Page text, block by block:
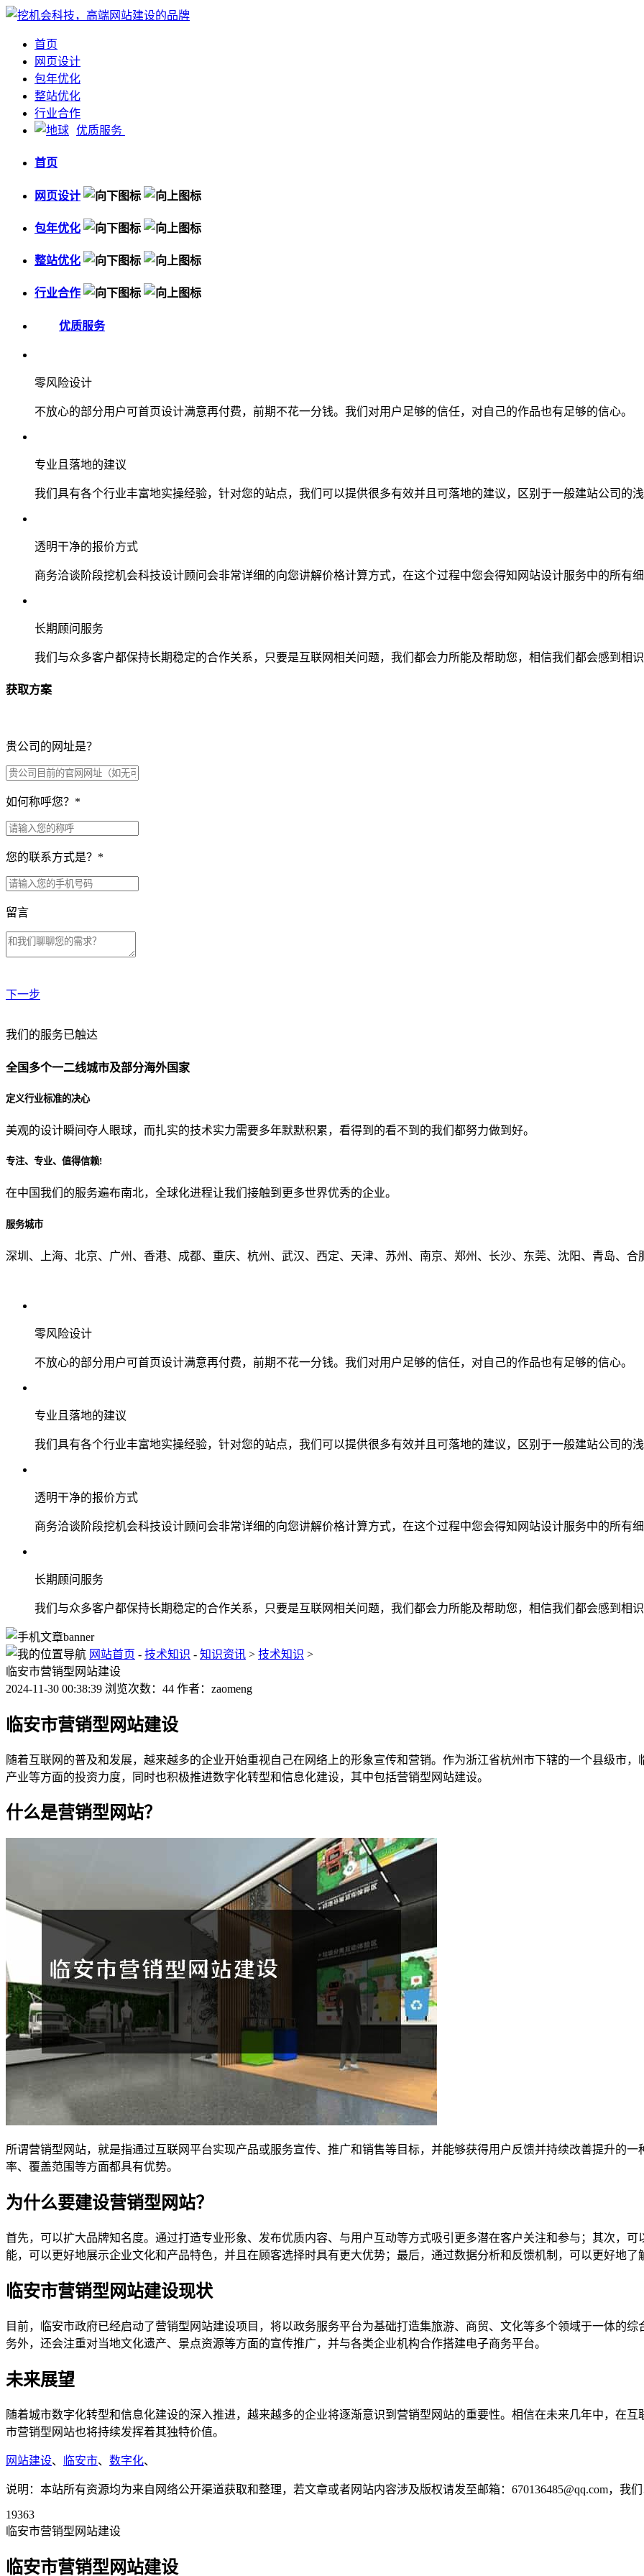
首页
网页设计
包年优化
整站优化
行业合作
优质服务
首页
网页设计
包年优化
整站优化
行业合作
优质服务
零风险设计
不放心的部分用户可首页设计满意再付费，前期不花一分钱。我们对用户足够的信任，对自己的作品也有足够的信心。
专业且落地的建议
我们具有各个行业丰富地实操经验，针对您的站点，我们可以提供很多有效并且可落地的建议，区别于一般建站公司的
透明干净的报价方式
商务洽谈阶段挖机会科技设计顾问会非常详细的向您讲解价格计算方式，在这个过程中您会得知网站设计服务中的所有
长期顾问服务
我们与众多客户都保持长期稳定的合作关系，只要是互联网相关问题，我们都会力所能及帮助您，相信我们都会感到相
获取方案
贵公司的网址是？
如何称呼您？ *
您的联系方式是？ *
留言
下一步
贵公司预算范围是？
贵公司的团队规模是？
从哪里了解到我们？
我们的服务已触达
全国多个一二线城市及部分海外国家
定义行业标准的决心
美观的设计瞬间夺人眼球，而扎实的技术实力需要多年默默积累，看得到的看不到的我们都努力做到好。
专注、专业、值得信赖!
在中国我们的服务遍布南北，全球化进程让我们接触到更多世界优秀的企业。
服务城市
深圳、上海、北京、广州、香港、成都、重庆、杭州、武汉、西定、天津、苏州、南京、郑州、长沙、东莞、沈阳、青岛、合
零风险设计
不放心的部分用户可首页设计满意再付费，前期不花一分钱。我们对用户足够的信任，对自己的作品也有足够的信心。
专业且落地的建议
我们具有各个行业丰富地实操经验，针对您的站点，我们可以提供很多有效并且可落地的建议，区别于一般建站公司的
透明干净的报价方式
商务洽谈阶段挖机会科技设计顾问会非常详细的向您讲解价格计算方式，在这个过程中您会得知网站设计服务中的所有
长期顾问服务
我们与众多客户都保持长期稳定的合作关系，只要是互联网相关问题，我们都会力所能及帮助您，相信我们都会感到相
网站首页 - 技术知识 - 知识资讯 > 技术知识 >
临安市营销型网站建设
2024-11-30 00:38:39 浏览次数：44 作者：zaomeng
临安市营销型网站建设
随着互联网的普及和发展，越来越多的企业开始重视自己在网络上的形象宣传和营销。作为浙江省杭州市下辖的一个县级市
产业等方面的投资力度，同时也积极推进数字化转型和信息化建设，其中包括营销型网站建设。
什么是营销型网站？
所谓营销型网站，就是指通过互联网平台实现产品或服务宣传、推广和销售等目标，并能够获得用户反馈并持续改善提升的
率、覆盖范围等方面都具有优势。
为什么要建设营销型网站？
首先，可以扩大品牌知名度。通过打造专业形象、发布优质内容、与用户互动等方式吸引更多潜在客户关注和参与；其次，
能，可以更好地展示企业文化和产品特色，并且在顾客选择时具有更大优势；最后，通过数据分析和反馈机制，可以更好地
临安市营销型网站建设现状
目前，临安市政府已经启动了营销型网站建设项目，将以政务服务平台为基础打造集旅游、商贸、文化等多个领域于一体的
务外，还会注重对当地文化遗产、景点资源等方面的宣传推广，并与各类企业机构合作搭建电子商务平台。
未来展望
随着城市数字化转型和信息化建设的深入推进，越来越多的企业将逐渐意识到营销型网站的重要性。相信在未来几年中，在
市营销型网站也将持续发挥着其独特价值。
网站建设、 临安市、 数字化、
说明：本站所有资源均为来自网络公开渠道获取和整理，若文章或者网站内容涉及版权请发至邮箱：670136485@qq.com，我
19363
临安市营销型网站建设
临安市营销型网站建设